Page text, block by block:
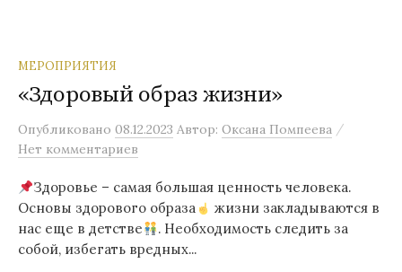
МЕРОПРИЯТИЯ
«Здоровый образ жизни»
Опубликовано 08.12.2023 Автор: Оксана Помпеева /
Нет комментариев
Здоровье – самая большая ценность человека.
Основы здорового образа
жизни закладываются в
нас еще в детстве
. Необходимость следить за
собой, избегать вредных...